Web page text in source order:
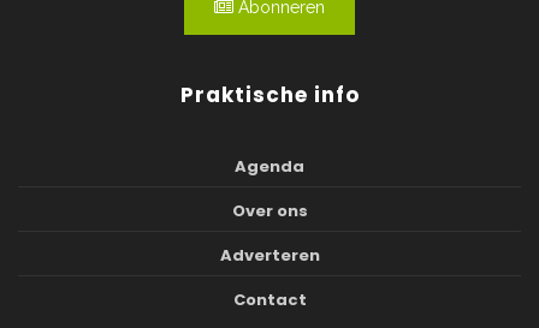
Abonneren
Praktische info
Agenda
Over ons
Adverteren
Contact